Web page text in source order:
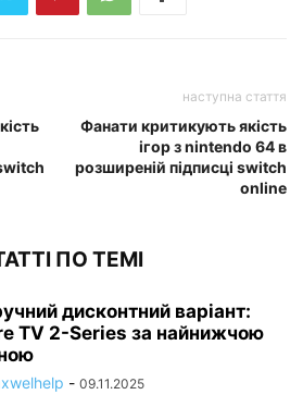
наступна стаття
Фанати критикують якість
ігор з nintendo 64 в
розширеній підписці switch
online
ПО ТЕМІ
дисконтний варіант:
TV 2-Series за найнижчою
- 09.11.2025